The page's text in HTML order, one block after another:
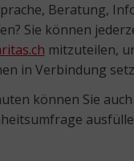
Beratung,
Sie können
mitzuteilen,
in Verbindung
können Sie